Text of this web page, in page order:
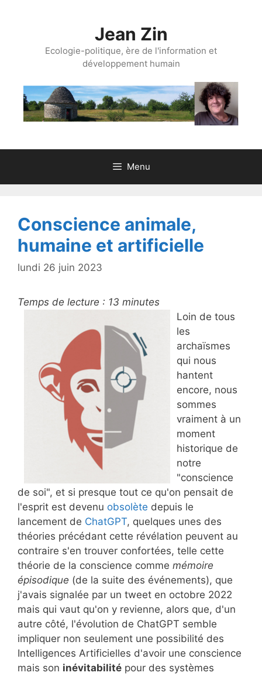
Jean Zin
Ecologie-politique, ère de l'information et
développement humain
Menu
Conscience animale,
humaine et artificielle
lundi 26 juin 2023
Temps de lecture : 13 minutes
Loin de tous
les
archaïsmes
qui nous
hantent
encore, nous
sommes
vraiment à un
moment
historique de
notre
"conscience
de soi", et si presque tout ce qu'on pensait de
l'esprit est devenu obsolète depuis le
lancement de ChatGPT, quelques unes des
théories précédant cette révélation peuvent au
contraire s'en trouver confortées, telle cette
théorie de la conscience comme mémoire
épisodique (de la suite des événements), que
j'avais signalée par un tweet en octobre 2022
mais qui vaut qu'on y revienne, alors que, d'un
autre côté, l'évolution de ChatGPT semble
impliquer non seulement une possibilité des
Intelligences Artificielles d'avoir une conscience
mais son inévitabilité pour des systèmes